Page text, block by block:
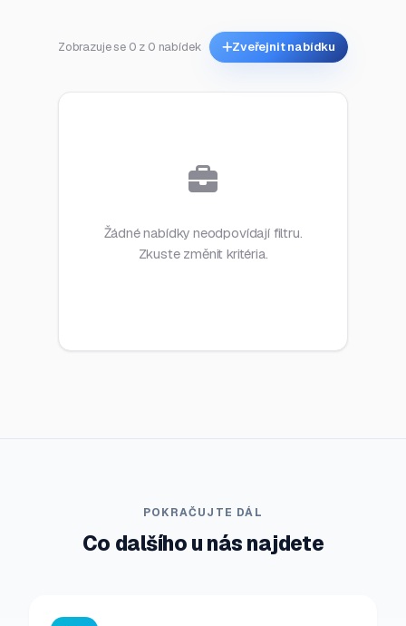
Zobrazuje se 0 z 0 nabídek Zveřejnit nabídku
Žádné nabídky neodpovídají filtru.
Zkuste změnit kritéria.
POKRAČUJTE DÁL
Co dalšího u nás najdete